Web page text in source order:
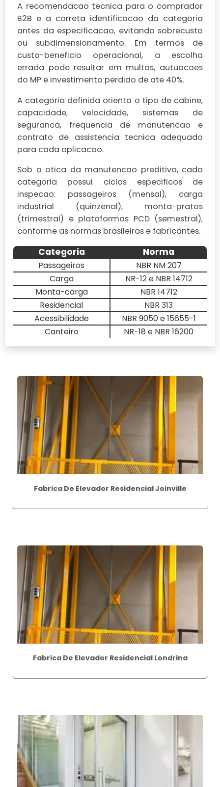
A recomendacao tecnica para o comprador
B2B e a correta identificacao da categoria
antes da especificacao, evitando sobrecusto
ou subdimensionamento. Em termos de
custo-beneficio operacional, a escolha
errada pode resultar em multas, autuacoes
do MP e investimento perdido de ate 40%.
A categoria definida orienta o tipo de cabine,
capacidade, velocidade, sistemas de
seguranca, frequencia de manutencao e
contrato de assistencia tecnica adequado
para cada aplicacao.
Sob a otica da manutencao preditiva, cada
categoria possui ciclos especificos de
inspecao: passageiros (mensal), carga
industrial (quinzenal), monta-pratos
(trimestral) e plataformas PCD (semestral),
conforme as normas brasileiras e fabricantes.
Categoria Norma
Passageiros
NBR NM 207
Carga
NR-12 e NBR 14712
Monta-carga
NBR 14712
Residencial
NBR 313
Acessibilidade
NBR 9050 e 15655-1
Canteiro
NR-18 e NBR 16200
Fabrica De Elevador Residencial Joinville
Fabrica De Elevador Residencial Londrina